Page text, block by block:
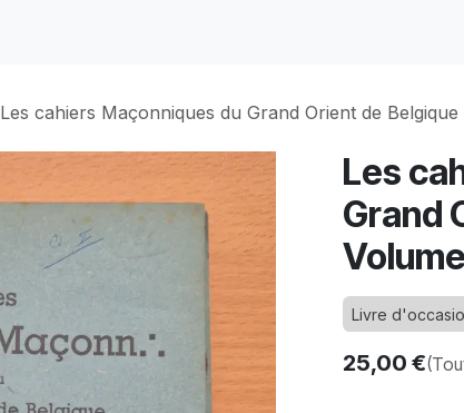
Les cahiers Maçonniques du Grand Orient de
Les
Grand
Livre
25,00 €